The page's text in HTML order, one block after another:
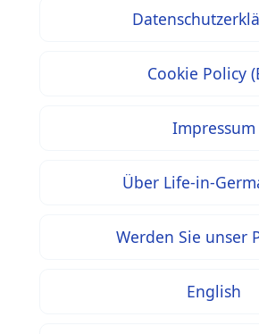
Cookie Policy
Impressum
Über Life-in-
Werden Sie unser
English